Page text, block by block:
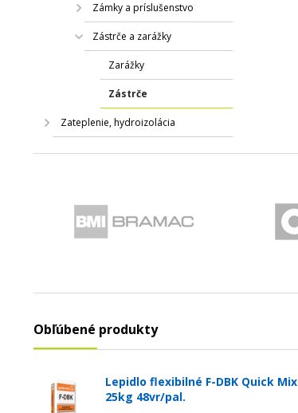
Zámky a príslušenstvo
Zástrče a zarážky
Zarážky
Zástrče
Zateplenie, hydroizolácia
Obľúbené produkty
Lepidlo flexibilné F-DBK Quick Mix
25kg 48vr/pal.